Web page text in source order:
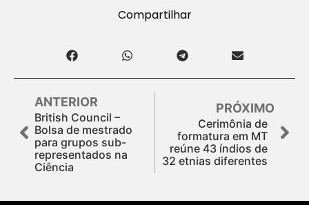
Compartilhar
ANTERIOR
British Council –
Bolsa de mestrado
para grupos sub-
representados na
Ciência
PRÓXIMO
Cerimônia de
formatura em MT
reúne 43 índios de
32 etnias diferentes